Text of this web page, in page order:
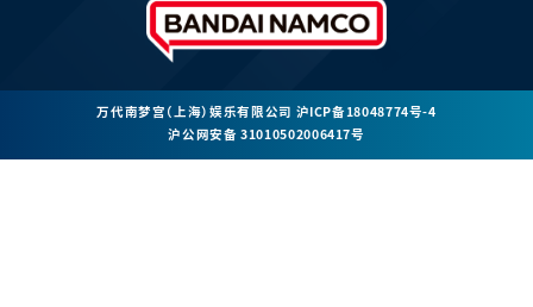
万代南梦宫（上海）娱乐有限公司 沪ICP备18048774号-4
沪公网安备 31010502006417号